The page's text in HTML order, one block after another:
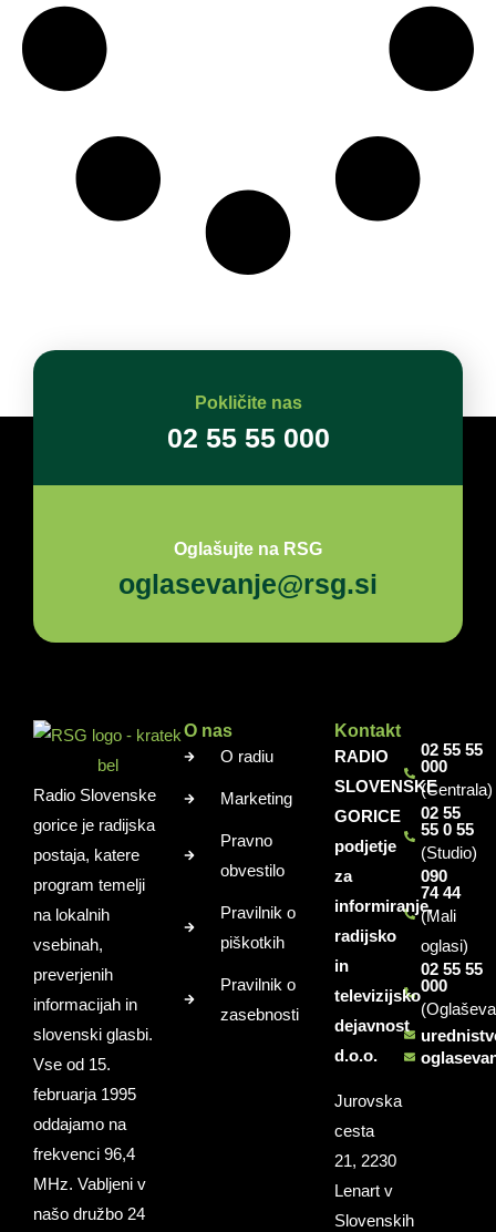
Pokličite nas
02 55 55 000
Oglašujte na RSG
oglasevanje@rsg.si
Radio Slovenske
gorice je radijska
postaja, katere
program temelji
na lokalnih
vsebinah,
preverjenih
informacijah in
slovenski glasbi.
Vse od 15.
februarja 1995
oddajamo na
frekvenci 96,4
MHz. Vabljeni v
našo družbo 24
O nas
O radiu
Marketing
Pravno
obvestilo
Pravilnik o
piškotkih
Pravilnik o
zasebnosti
Kontakt
RADIO
SLOVENSKE
GORICE
podjetje
za
informiranje,
radijsko
in
televizijsko
dejavnost
d.o.o.
Jurovska
cesta
21, 2230
Lenart v
Slovenskih
02 55 55
000
(Centrala)
02 55
55 0 55
(Studio)
090
74 44
(Mali
oglasi)
02 55 55
000